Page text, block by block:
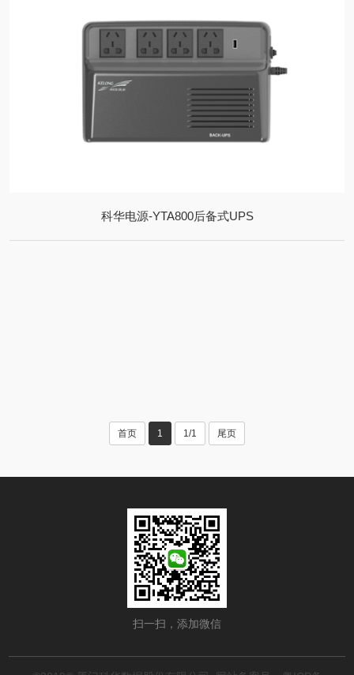
科华电源-YTA800后备式UPS
首页 1 1/1 尾页
扫一扫，添加微信